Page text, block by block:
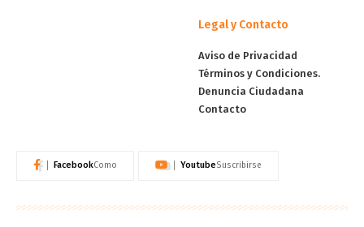
Legal y Contacto
Aviso de Privacidad
Términos y Condiciones.
Denuncia Ciudadana
Contacto
FacebookComo YoutubeSuscribirse